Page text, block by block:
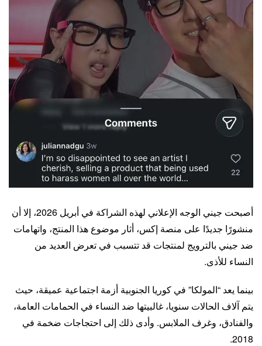
أصبحت جيني الوجه الإعلاني لهذه الشراكة في أبريل 2026، إلا أن
منشورًا جديدًا على منصة إكس، أثار موضوع هذا المنتج، واتهامات
ضد جيني بالترويج لمنتجات قد تتسبب في تعرض العديد من
النساء للأذى.
بينما يعد “المولكا” في كوريا الجنوبية أزمة اجتماعية عميقة، حيث
يتم آلاف الحالات سنويا، غالبيتها ضد النساء في الحمامات العامة،
والفنادق، وغرف الملابس. وأدى ذلك إلى احتجاجات ضخمة في
2018.